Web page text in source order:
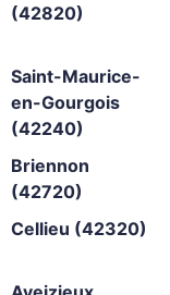
(42820)
Saint-Maurice-
en-Gourgois
(42240)
Briennon
(42720)
Cellieu (42320)